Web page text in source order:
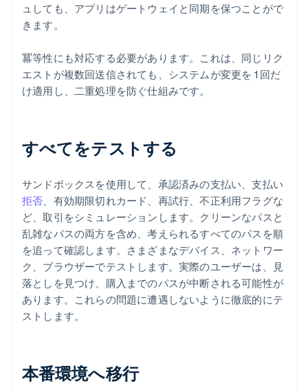
ュしても、アプリはゲートウェイと同期を保つことがで
きます。
冪等性にも対応する必要があります。これは、同じリク
エストが複数回送信されても、システムが変更を 1 回だ
け適用し、二重処理を防ぐ仕組みです。
すべてをテストする
サンドボックスを使用して、承認済みの支払い、支払い
拒否、有効期限切れカード、再試行、不正利用フラグな
ど、取引をシミュレーションします。クリーンなパスと
乱雑なパスの両方を含め、考えられるすべてのパスを順
を追って確認します。さまざまなデバイス、ネットワー
ク、ブラウザーでテストします。実際のユーザーは、見
落としを見つけ、購入までのパスが中断される可能性が
あります。これらの問題に遭遇しないように徹底的にテ
ストします。
本番環境へ移行